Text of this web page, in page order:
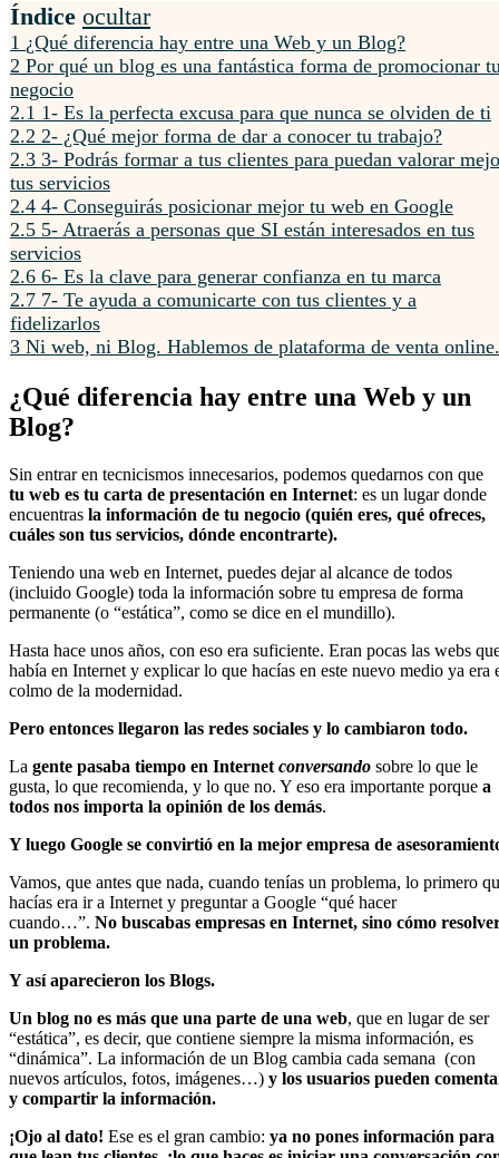
Índice ocultar
1 ¿Qué diferencia hay entre una Web y un Blog?
2 Por qué un blog es una fantástica forma de promocionar
negocio
2.1 1- Es la perfecta excusa para que nunca se olviden de ti
2.2 2- ¿Qué mejor forma de dar a conocer tu trabajo?
2.3 3- Podrás formar a tus clientes para puedan valorar
tus servicios
2.4 4- Conseguirás posicionar mejor tu web en Google
2.5 5- Atraerás a personas que SI están interesados en tus
servicios
2.6 6- Es la clave para generar confianza en tu marca
2.7 7- Te ayuda a comunicarte con tus clientes y a
fidelizarlos
3 Ni web, ni Blog. Hablemos de plataforma de venta online.
¿Qué diferencia hay entre una Web y un
Blog?
Sin entrar en tecnicismos innecesarios, podemos quedarnos con que
tu web es tu carta de presentación en Internet: es un lugar donde
encuentras la información de tu negocio (quién eres, qué ofreces,
cuáles son tus servicios, dónde encontrarte).
Teniendo una web en Internet, puedes dejar al alcance de todos
(incluido Google) toda la información sobre tu empresa de forma
permanente (o “estática”, como se dice en el mundillo).
Hasta hace unos años, con eso era suficiente. Eran pocas las webs
había en Internet y explicar lo que hacías en este nuevo medio ya era
colmo de la modernidad.
Pero entonces llegaron las redes sociales y lo cambiaron todo.
La gente pasaba tiempo en Internet conversando sobre lo que le
gusta, lo que recomienda, y lo que no. Y eso era importante porque a
todos nos importa la opinión de los demás.
Y luego Google se convirtió en la mejor empresa de
Vamos, que antes que nada, cuando tenías un problema, lo primero
hacías era ir a Internet y preguntar a Google “qué hacer
cuando…”. No buscabas empresas en Internet, sino cómo
un problema.
Y así aparecieron los Blogs.
Un blog no es más que una parte de una web, que en lugar de ser
“estática”, es decir, que contiene siempre la misma información, es
“dinámica”. La información de un Blog cambia cada semana (con
nuevos artículos, fotos, imágenes…) y los usuarios pueden
y compartir la información.
¡Ojo al dato! Ese es el gran cambio: ya no pones información para